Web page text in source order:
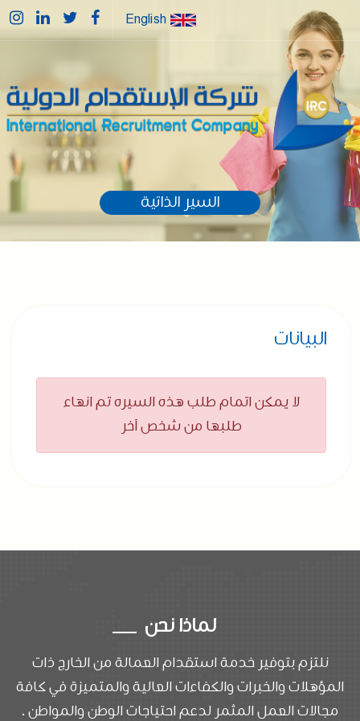
السير الذاتية
البيانات
لا يمكن اتمام طلب هذه السيره تم انهاء
طلبها من شخص آخر
لماذا نحن
نلتزم بتوفير خدمة استقدام العمالة من الخارج ذات
المؤهلات والخبرات والكفاءات العالية والمتميزة في كافة
مجالات العمل المثمر لدعم احتياجات الوطن والمواطن .